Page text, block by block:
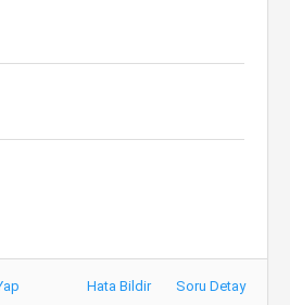
Hata Bildir Soru Detay